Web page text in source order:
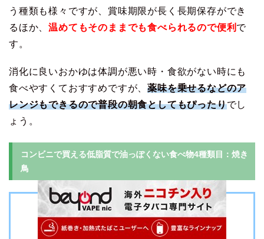
う種類も様々ですが、賞味期限が長く長期保存ができ
るほか、温めてもそのままでも食べられるので便利 で
す。
消化に良いおかゆは体調が悪い時・食欲がない時にも
食べやすくておすすめですが、薬味を乗せるなどのア
レンジもできるので普段の朝食としてもぴったりでし
ょう。
コンビニで買える低脂質で油っぽくない食べ物4種類目：焼き
鳥